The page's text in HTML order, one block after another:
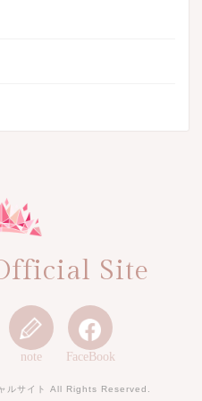
Site
note FaceBook
ルサイト All Rights Reserved.